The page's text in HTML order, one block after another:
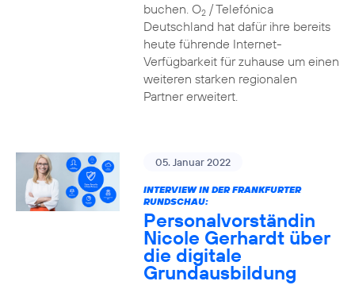
buchen. O2/ Telefónica
Deutschland hat dafür ihre bereits
heute führende Internet-
Verfügbarkeit für zuhause um einen
weiteren starken regionalen
Partner erweitert.
05. Januar 2022
INTERVIEW IN DER FRANKFURTER
RUNDSCHAU:
Personalvorständin
Nicole Gerhardt über
die digitale
Grundausbildung